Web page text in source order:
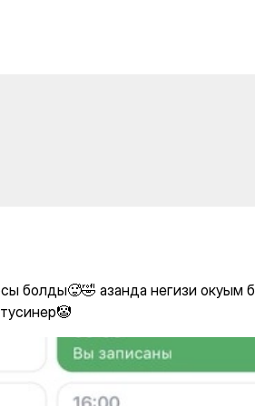
азанда
болды🥵🤣 азанда негизи окуым